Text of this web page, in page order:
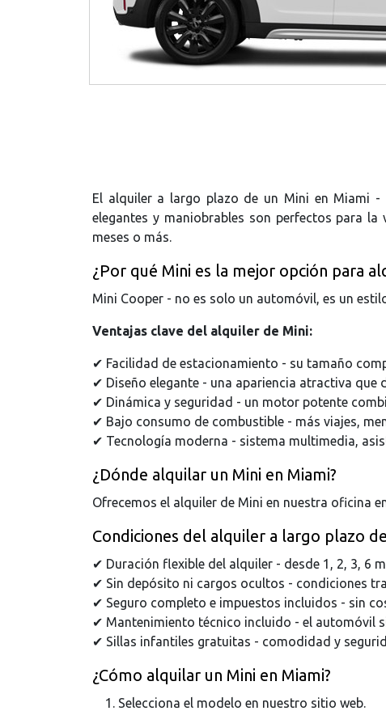
El alquiler a largo plazo de un Mini en Miami
elegantes y maniobrables son perfectos para
meses o más.
¿Por qué Mini es la mejor opción para
Mini Cooper - no es solo un automóvil, es un
Ventajas clave del alquiler de Mini:
✔ Facilidad de estacionamiento - su tamaño
✔ Diseño elegante - una apariencia atractiva
✔ Dinámica y seguridad - un motor potente
✔ Bajo consumo de combustible - más viajes,
✔ Tecnología moderna - sistema multimedia,
¿Dónde alquilar un Mini en Miami?
Ofrecemos el alquiler de Mini en nuestra oficina
Condiciones del alquiler a largo plazo
✔ Duración flexible del alquiler - desde 1, 2, 3, 6
✔ Sin depósito ni cargos ocultos - condiciones
✔ Seguro completo e impuestos incluidos - sin
✔ Mantenimiento técnico incluido - el automóvil
✔ Sillas infantiles gratuitas - comodidad y
¿Cómo alquilar un Mini en Miami?
Selecciona el modelo en nuestro sitio web.